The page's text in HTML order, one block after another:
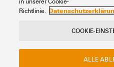
Über unseren
Datenschutz
Weidmüller
Richtlinie.
COOKIE-
ALLE